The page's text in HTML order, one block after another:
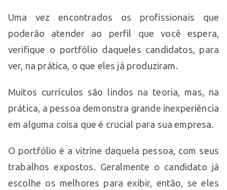
Uma vez encontrados os profissionais que
poderão atender ao perfil que você espera,
verifique o portfólio daqueles candidatos, para
ver, na prática, o que eles já produziram.
Muitos currículos são lindos na teoria, mas, na
prática, a pessoa demonstra grande inexperiência
em alguma coisa que é crucial para sua empresa.
O portfólio é a vitrine daquela pessoa, com seus
trabalhos expostos. Geralmente o candidato já
escolhe os melhores para exibir, então, se eles